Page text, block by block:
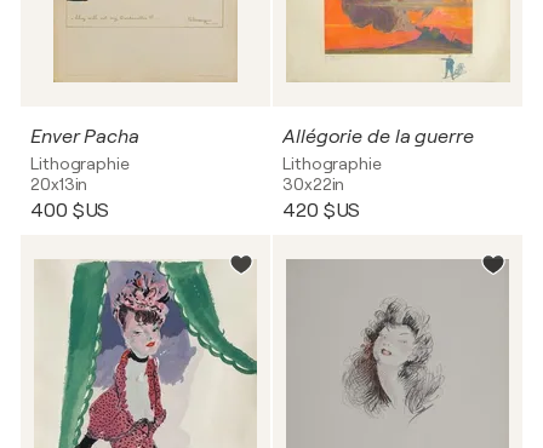
Enver Pacha
Lithographie
20x13in
400 $US
Allégorie de la guerre
Lithographie
30x22in
420 $US